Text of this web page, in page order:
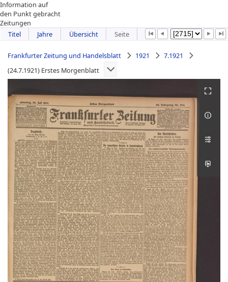
Information auf
den Punkt gebracht
Zeitungen
Titel
Jahre Übersicht Seite
Frankfurter Zeitung und Handelsblatt 1921
7.1921
(24.7.1921) Erstes Morgenblatt